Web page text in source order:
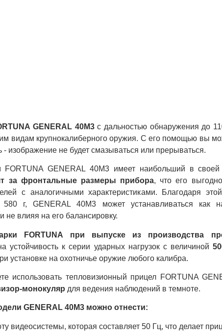
GENERAL 40M3с дальностью обнаружения до
видам крупнокалиберного оружия. С его помощью вы
не будет смазываться или прерываться.
FORTUNA GENERAL 40M3 имеет наибольший в своей
за фронтальные размеры прибора, что его
с аналогичными характеристиками. Благодаря
г, GENERAL 40M3 может устанавливаться как
не влияя на его балансировку.
FORTUNA при выпуске из производства
устойчивость к серии ударных нагрузок с величиной
установке на охотничье оружие любого калибра.
использовать тепловизионный прицел FORTUNA
монокуляр для ведения наблюдений в темноте.
GENERAL 40M3 можно отнести:
видеосистемы, которая составляет 50 Гц, что делает